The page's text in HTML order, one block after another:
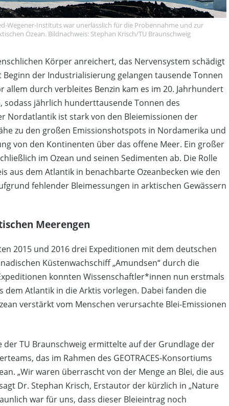
Wegener-Instituts war unerlässlich für die Probennahme und zur
Ozean. Bildnachweis: Stephan Krisch/TU Braunschweig
Körper anreichert, das Nervensystem schädigt
der Industrialisierung gelangen tausende Tonnen
durch verbleites Benzin kam es im 20. Jahrhundert
jährlich hunderttausende Tonnen des
Nordatlantik ist stark von den Bleiemissionen der
zu den großen Emissionshotspots in Nordamerika und
von den Kontinenten über das offene Meer. Ein großer
im Ozean und seinen Sedimenten ab. Die Rolle
aus dem Atlantik in benachbarte Ozeanbecken wie den
fehlender Bleimessungen in arktischen Gewässern
Meerengen
2015 und 2016 drei Expeditionen mit dem deutschen
Küstenwachschiff „Amundsen“ durch die
konnten Wissenschaftler*innen nun erstmals
dem Atlantik in die Arktis vorlegen. Dabei fanden die
verstärkt vom Menschen verursachte Blei-Emissionen
TU Braunschweig ermittelte auf der Grundlage der
das im Rahmen des GEOTRACES-Konsortiums
„Wir waren überrascht von der Menge an Blei, die aus
Dr. Stephan Krisch, Erstautor der kürzlich in „Nature
war für uns, dass dieser Bleieintrag noch